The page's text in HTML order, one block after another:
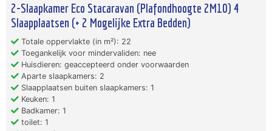
2-Slaapkamer Eco Stacaravan (Plafondhoogte 2M10) 4
Slaapplaatsen (+ 2 Mogelijke Extra Bedden)
Totale oppervlakte (in m²): 22
Toegankelijk voor mindervaliden: nee
Huisdieren: geaccepteerd onder voorwaarden
Aparte slaapkamers: 2
Slaapplaatsen buiten slaapkamers: 1
Keuken: 1
Badkamer: 1
toilet: 1